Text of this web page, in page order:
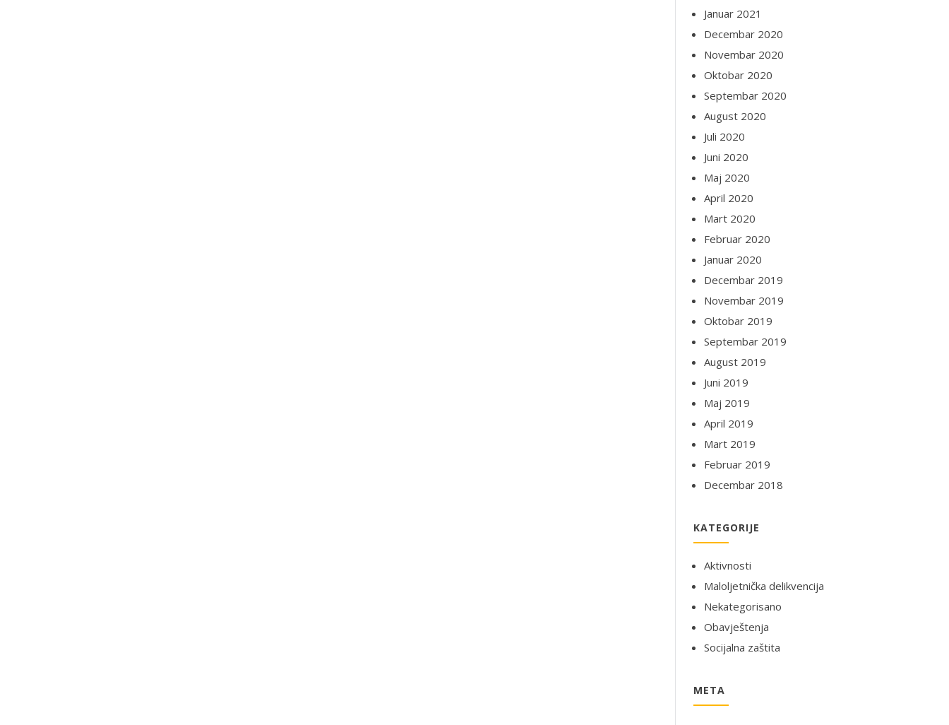
Januar 2021
Decembar 2020
Novembar 2020
Oktobar 2020
Septembar 2020
August 2020
Juli 2020
Juni 2020
Maj 2020
April 2020
Mart 2020
Februar 2020
Januar 2020
Decembar 2019
Novembar 2019
Oktobar 2019
Septembar 2019
August 2019
Juni 2019
Maj 2019
April 2019
Mart 2019
Februar 2019
Decembar 2018
KATEGORIJE
Aktivnosti
Maloljetnička delikvencija
Nekategorisano
Obavještenja
Socijalna zaštita
META